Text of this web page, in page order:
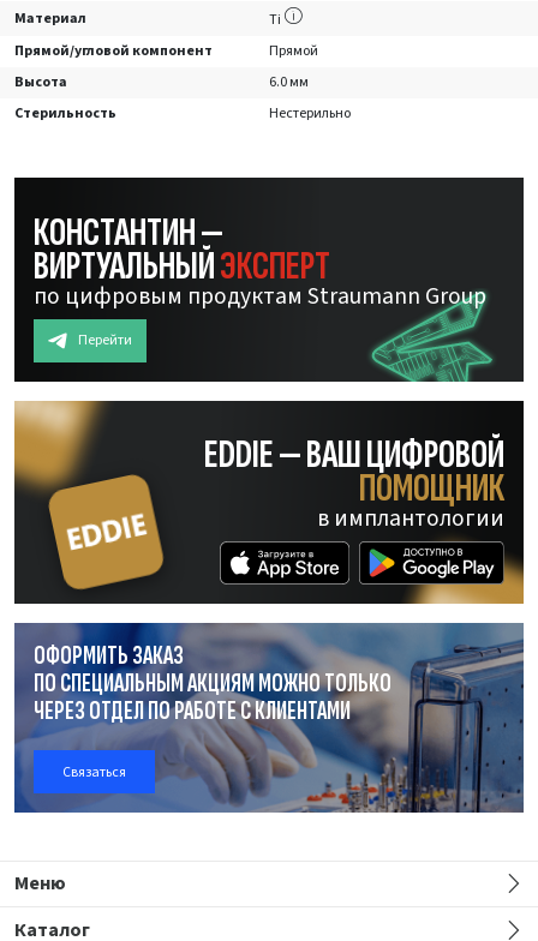
Материал
Ti
Прямой/угловой компонент
Прямой
Высота
6.0 мм
Стерильность
Нестерильно
КОНСТАНТИН —
ВИРТУАЛЬНЫЙЭКСПЕРТ
по цифровым продуктам Straumann Group
Перейти
EDDIE — ВАШ ЦИФРОВОЙ
ПОМОЩНИК
в имплантологии
ОФОРМИТЬ ЗАКАЗ
ПО СПЕЦИАЛЬНЫМ АКЦИЯМ МОЖНО ТОЛЬКО
ЧЕРЕЗ ОТДЕЛПО РАБОТЕС КЛИЕНТАМИ
Связаться
Меню
Каталог